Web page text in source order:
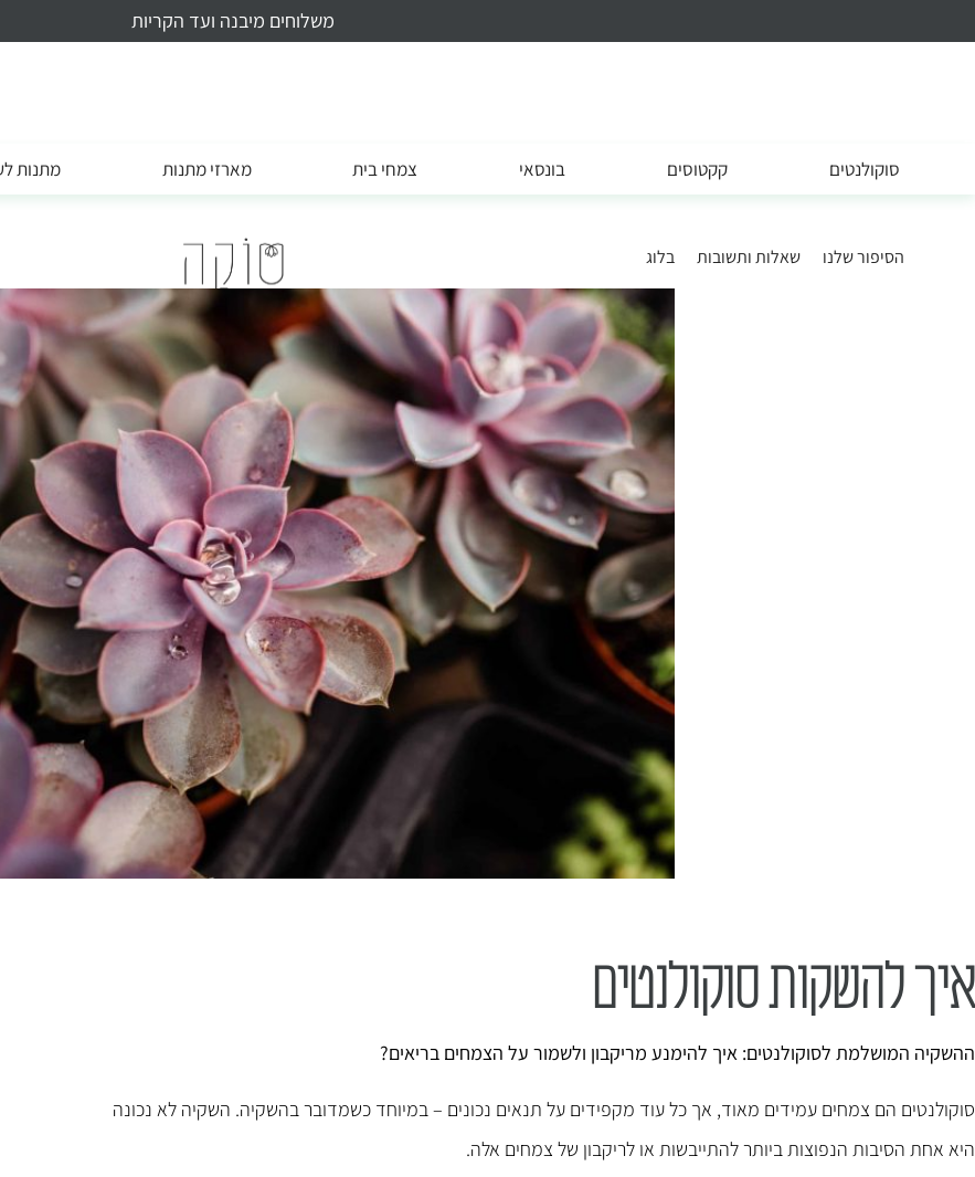
משלוחים מיבנה ועד הקריות
הסיפור שלנו שאלות ותשובות בלוג
סוקולנטים קקטוסים בונסאי צמחי בית מארזי מתנות מתנות
איך להשקות סוקולנטים
ההשקיה המושלמת לסוקולנטים: איך להימנע מריקבון ולשמור על הצמחים בריאים?
סוקולנטים הם צמחים עמידים מאוד, אך כל עוד מקפידים על תנאים נכונים – במיוחד כשמדובר בהשקיה. השקיה לא נכונה
היא אחת הסיבות הנפוצות ביותר להתייבשות או לריקבון של צמחים אלה.